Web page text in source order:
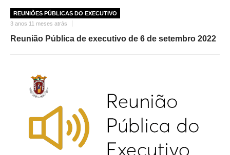
REUNIÕES PÚBLICAS DO EXECUTIVO
3 anos 11 meses atrás
Reunião Pública de executivo de 6 de setembro 2022